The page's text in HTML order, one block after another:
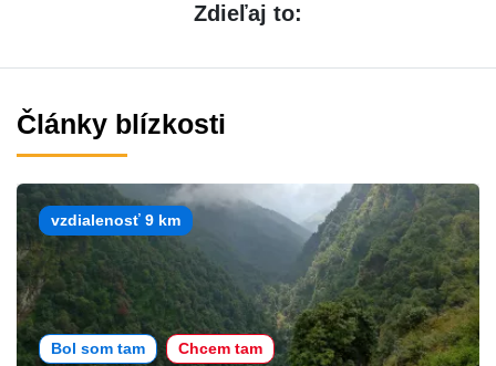
Zdieľaj to:
Články blízkosti
vzdialenosť 9 km
Bol som tam Chcem tam